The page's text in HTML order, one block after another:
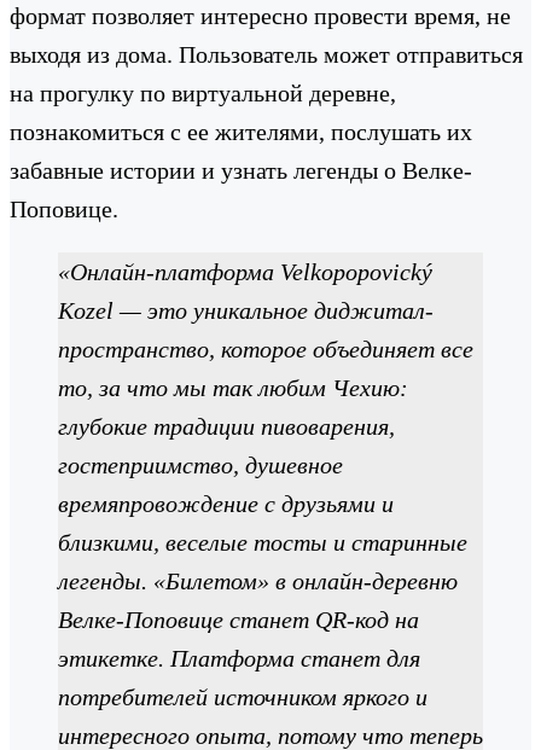
формат позволяет интересно провести время, не
выходя из дома. Пользователь может отправиться
на прогулку по виртуальной деревне,
познакомиться с ее жителями, послушать их
забавные истории и узнать легенды о Велке-
Поповице.
«Онлайн-платформа Velkopopovický
Kozel — это уникальное диджитал-
пространство, которое объединяет все
то, за что мы так любим Чехию:
глубокие традиции пивоварения,
гостеприимство, душевное
времяпровождение с друзьями и
близкими, веселые тосты и старинные
легенды. «Билетом» в онлайн-деревню
Велке-Поповице станет QR-код на
этикетке. Платформа станет для
потребителей источником яркого и
интересного опыта, потому что теперь